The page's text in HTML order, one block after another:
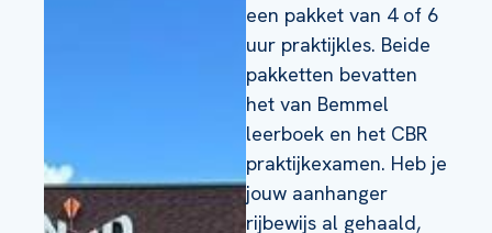
een pakket van 4 of 6
uur praktijkles. Beide
pakketten bevatten
het van Bemmel
leerboek en het CBR
praktijkexamen. Heb je
jouw aanhanger
rijbewijs al gehaald,